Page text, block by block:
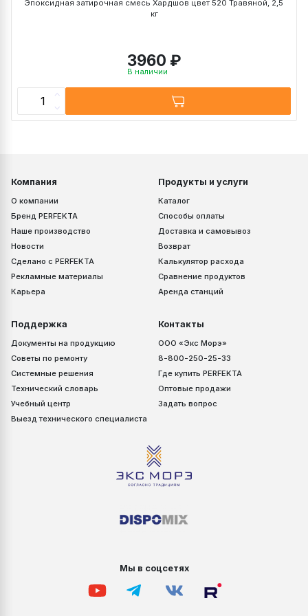
Эпоксидная затирочная смесь Хардшов цвет 520 Травяной, 2,5
кг
3960 ₽
В наличии
Компания
О компании
Бренд PERFEKTA
Наше производство
Новости
Сделано с PERFEKTA
Рекламные материалы
Карьера
Продукты и услуги
Каталог
Способы оплаты
Доставка и самовывоз
Возврат
Калькулятор расхода
Сравнение продуктов
Аренда станций
Поддержка
Документы на продукцию
Советы по ремонту
Системные решения
Технический словарь
Учебный центр
Выезд технического специалиста
Контакты
ООО «Экс Морэ»
8-800-250-25-33
Где купить PERFEKTA
Оптовые продажи
Задать вопрос
Мы в соцсетях